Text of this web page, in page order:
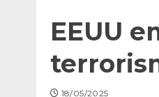
EEUU
18/05/2025